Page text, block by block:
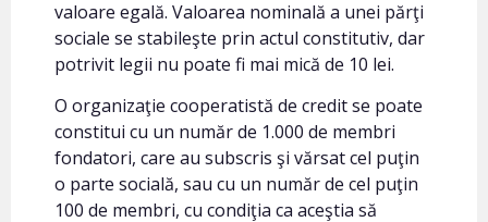
valoare egală. Valoarea nominală a unei părţi
sociale se stabileşte prin actul constitutiv, dar
potrivit legii nu poate fi mai mică de 10 lei.
O organizaţie cooperatistă de credit se poate
constitui cu un număr de 1.000 de membri
fondatori, care au subscris şi vărsat cel puţin
o parte socială, sau cu un număr de cel puţin
100 de membri, cu condiţia ca aceştia să